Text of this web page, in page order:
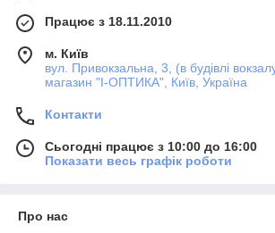
Працює з 18.11.2010
м. Київ
вул. Привокзальна, 3, (в будівлі
магазин "I-ОПТИКА", Київ, Україна
Контакти
Сьогодні працює з 10:00 до 16:00
Показати весь графік роботи
Про нас